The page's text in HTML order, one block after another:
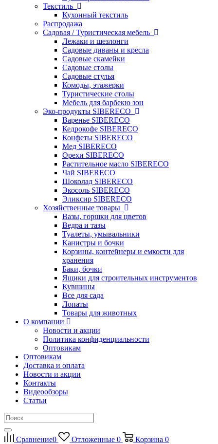
Текстиль
Кухонный текстиль
Распродажа
Садовая / Туристическая мебель
Лежаки и шезлонги
Садовые диваны и кресла
Садовые скамейки
Садовые столы
Садовые стулья
Комоды, этажерки
Туристические столы
Мебель для барбекю зон
Эко-продукты SIBERECO
Варенье SIBERECO
Кедрокофе SIBERECO
Конфеты SIBERECO
Мед SIBERECO
Орехи SIBERECO
Растительное масло SIBERECO
Чай SIBERECO
Шоколад SIBERECO
Экосоль SIBERECO
Эликсир SIBERECO
Хозяйственные товары
Вазы, горшки для цветов
Ведра и тазы
Туалеты, умывальники
Канистры и бочки
Корзины, контейнеры и емкости для
хранения
Баки, бочки
Ящики для строительных инструментов
Кувшины
Все для сада
Лопаты
Товары для животных
О компании
Новости и акции
Политика конфиденциальности
Оптовикам
Оптовикам
Доставка и оплата
Новости и акции
Контакты
Видеообзоры
Статьи
Сравнение0 Отложенные 0 Корзина 0